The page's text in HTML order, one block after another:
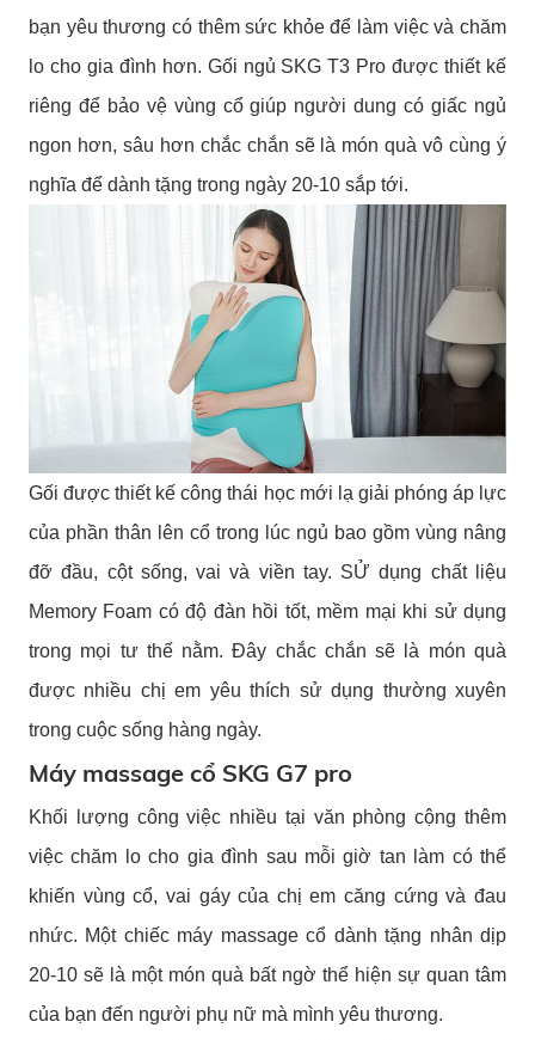
bạn yêu thương có thêm sức khỏe để làm việc và chăm
lo cho gia đình hơn. Gối ngủ SKG T3 Pro được thiết kế
riêng để bảo vệ vùng cổ giúp người dung có giấc ngủ
ngon hơn, sâu hơn chắc chắn sẽ là món quà vô cùng ý
nghĩa để dành tặng trong ngày 20-10 sắp tới.
Gối được thiết kế công thái học mới lạ giải phóng áp lực
của phần thân lên cổ trong lúc ngủ bao gồm vùng nâng
đỡ đầu, cột sống, vai và viền tay. SỬ dụng chất liệu
Memory Foam có độ đàn hồi tốt, mềm mại khi sử dụng
trong mọi tư thế nằm. Đây chắc chắn sẽ là món quà
được nhiều chị em yêu thích sử dụng thường xuyên
trong cuộc sống hàng ngày.
Máy massage cổ SKG G7 pro
Khối lượng công việc nhiều tại văn phòng cộng thêm
việc chăm lo cho gia đình sau mỗi giờ tan làm có thể
khiến vùng cổ, vai gáy của chị em căng cứng và đau
nhức. Một chiếc máy massage cổ dành tặng nhân dịp
20-10 sẽ là một món quà bất ngờ thể hiện sự quan tâm
của bạn đến người phụ nữ mà mình yêu thương.